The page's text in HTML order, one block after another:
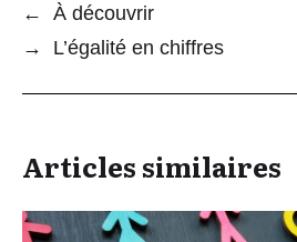
←
À découvrir
→
L’égalité en chiffres
Articles similaires